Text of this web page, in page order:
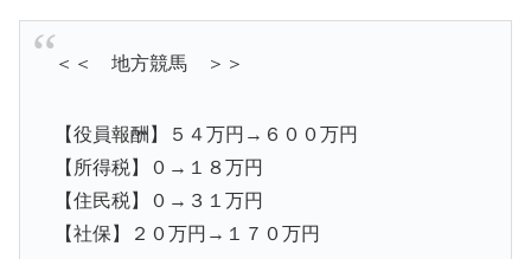
＜＜ 地方競馬 ＞＞
【役員報酬】５４万円→６００万円
【所得税】０→１８万円
【住民税】０→３１万円
【社保】２０万円→１７０万円